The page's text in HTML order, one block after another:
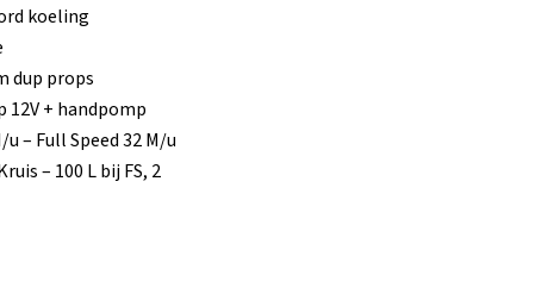
koeling
dup props
12V + handpomp
u – Full Speed 32 M/u
– 100 L bij FS, 2